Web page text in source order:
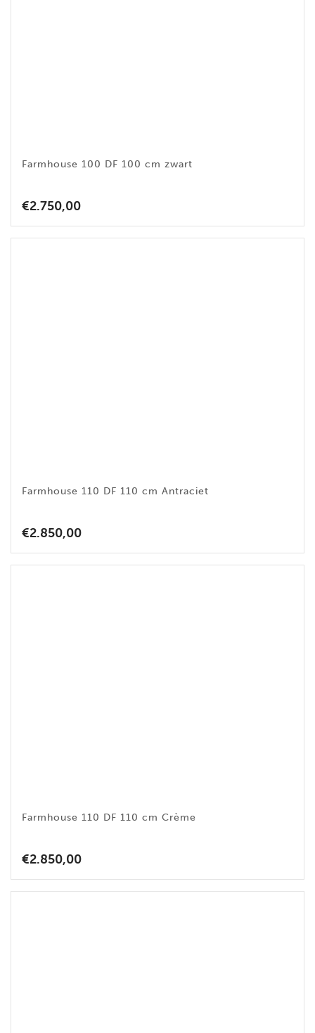
Farmhouse 100 DF 100 cm zwart
€2.750,00
Farmhouse 110 DF 110 cm Antraciet
€2.850,00
Farmhouse 110 DF 110 cm Crème
€2.850,00